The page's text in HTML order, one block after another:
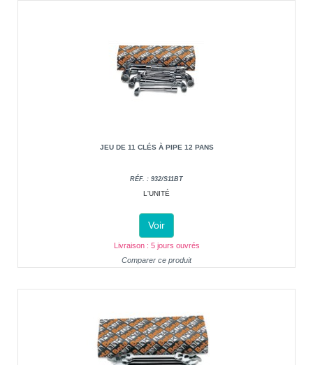
JEU DE 11 CLÉS À PIPE 12 PANS
RÉF. : 932/S11BT
L'UNITÉ
Voir
Livraison : 5 jours ouvrés
Comparer ce produit